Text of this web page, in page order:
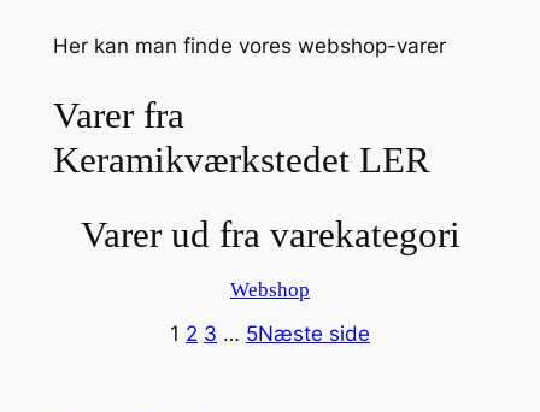
Her kan man finde vores webshop-varer
Varer fra
Keramikværkstedet LER
Varer ud fra varekategori
Webshop
1 2 3 … 5Næste side